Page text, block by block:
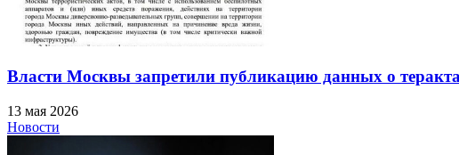
Власти Москвы запретили публикацию данных о
13 мая 2026
Новости